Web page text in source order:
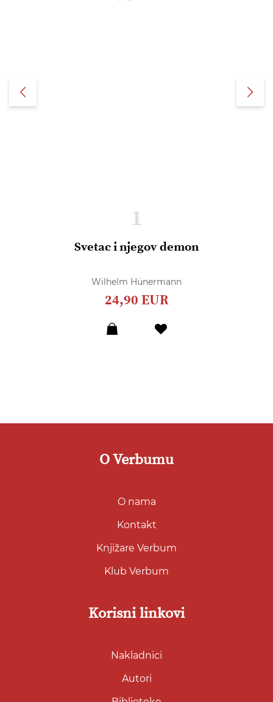
1
Svetac i njegov demon
Wilhelm Hünermann
24,90 EUR
O Verbumu
O nama
Kontakt
Knjižare Verbum
Klub Verbum
Korisni linkovi
Nakladnici
Autori